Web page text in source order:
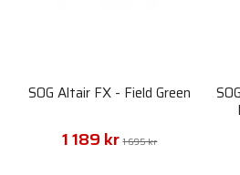
SOG Altair FX - Field Green
1 189 kr 1 695 kr